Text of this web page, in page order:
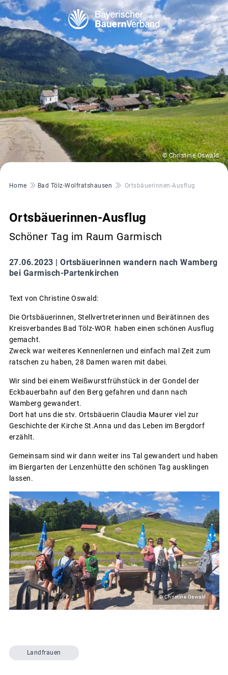
© Christine Oswald
Pfadnavigation
Home Bad Tölz-Wolfratshausen Ortsbäuerinnen-Ausflug
Ortsbäuerinnen-Ausflug
Schöner Tag im Raum Garmisch
27.06.2023 | Ortsbäuerinnen wandern nach Wamberg
bei Garmisch-Partenkirchen
Text von Christine Oswald:
Die Ortsbäuerinnen, Stellvertreterinnen und Beirätinnen des
Kreisverbandes Bad Tölz-WOR haben einen schönen Ausflug
gemacht.
Zweck war weiteres Kennenlernen und einfach mal Zeit zum
ratschen zu haben, 28 Damen waren mit dabei.
Wir sind bei einem Weißwurstfrühstück in der Gondel der
Eckbauerbahn auf den Berg gefahren und dann nach
Wamberg gewandert.
Dort hat uns die stv. Ortsbäuerin Claudia Maurer viel zur
Geschichte der Kirche St.Anna und das Leben im Bergdorf
erzählt.
Gemeinsam sind wir dann weiter ins Tal gewandert und haben
im Biergarten der Lenzenhütte den schönen Tag ausklingen
lassen.
© Christine Oswald
Landfrauen